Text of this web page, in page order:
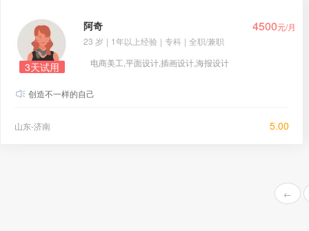
3天试用
阿奇 4500元/月
23 岁 | 1年以上经验 | 专科 | 全职/兼职
电商美工,平面设计,插画设计,海报设计
创造不一样的自己
山东-济南 5.00
←